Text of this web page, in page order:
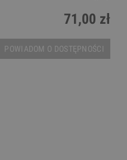
71,00 zł
POWIADOM O DOSTĘPNOŚCI